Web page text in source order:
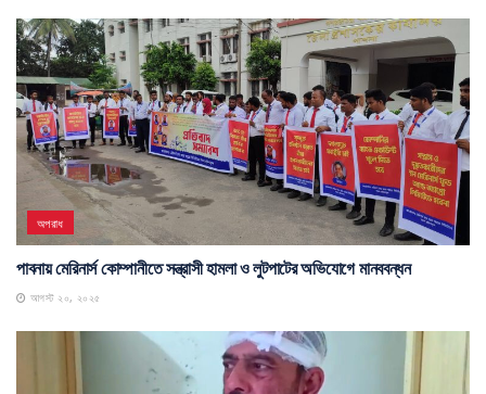
অপরাধ
পাবনায় মেরিনার্স কোম্পানীতে সন্ত্রাসী হামলা ও লুটপাটের অভিযোগে মানববন্ধন
আগস্ট ২০, ২০২৫